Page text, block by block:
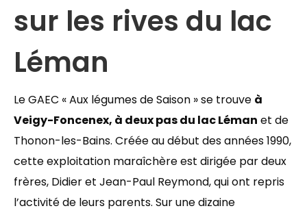
sur les rives du lac
Léman
Le GAEC « Aux légumes de Saison » se trouve à
Veigy-Foncenex, à deux pas du lac Léman et de
Thonon-les-Bains. Créée au début des années 1990,
cette exploitation maraîchère est dirigée par deux
frères, Didier et Jean-Paul Reymond, qui ont repris
l’activité de leurs parents. Sur une dizaine